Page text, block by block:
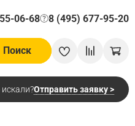
06-68 8 (495) 677-95-20
?
Поиск
Отправить заявку >